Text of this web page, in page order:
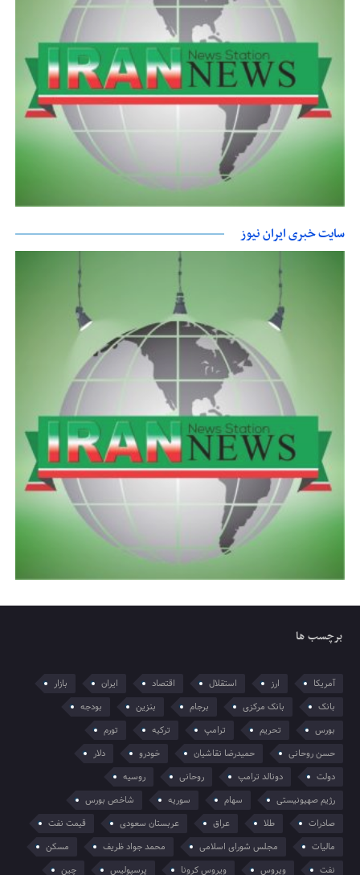
سایت خبری ایران نیوز
برچسب ها
آمریکا ارز استقلال اقتصاد ایران
بازار
بانک
بانک مرکزی برجام بنزین
بودجه
بورس
تحریم ترامپ ترکیه
تورم
حسن روحانی
حمیدرضا نقاشیان خودرو
دلار
دولت
دونالد ترامپ روحانی
روسیه
رژیم صهیونیستی
سهام سوریه
شاخص بورس
صادرات
طلا عراق عربستان سعودی
قیمت نفت
مالیات
مجلس شورای اسلامی محمد جواد ظریف
مسکن
نفت
ویروس ویروس کرونا پرسپولیس چین